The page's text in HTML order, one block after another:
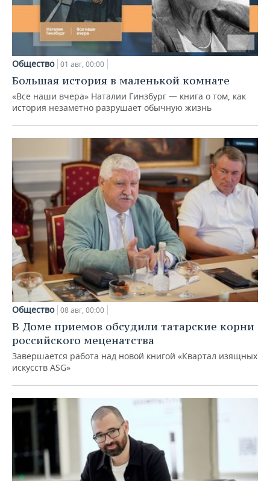
Общество 01 авг, 00:00
Большая история в маленькой комнате
«Все наши вчера» Наталии Гинзбург — книга о том, как
история незаметно разрушает обычную жизнь
Общество 08 авг, 00:00
В Доме приемов обсудили татарские корни
российского меценатства
Завершается работа над новой книгой «Квартал изящных
искусств ASG»